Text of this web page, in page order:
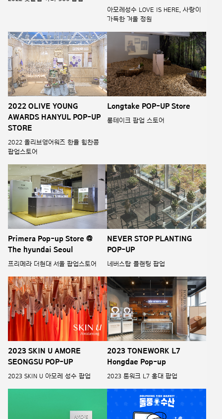
아모레성수 LOVE IS HERE, 사랑이
가득한 겨울 정원
2022 OLIVE YOUNG
AWARDS HANYUL POP-UP
STORE
2022 올리브영어워즈 한율 힘찬콩
팝업스토어
Longtake POP-UP Store
롱테이크 팝업 스토어
Primera Pop-up Store @
The hyundai Seoul
프리메라 더현대 서울 팝업스토어
NEVER STOP PLANTING
POP-UP
네버스탑 플랜팅 팝업
2023 SKIN U AMORE
SEONGSU POP-UP
2023 SKIN U 아모레 성수 팝업
2023 TONEWORK L7
Hongdae Pop-up
2023 톤워크 L7 홍대 팝업